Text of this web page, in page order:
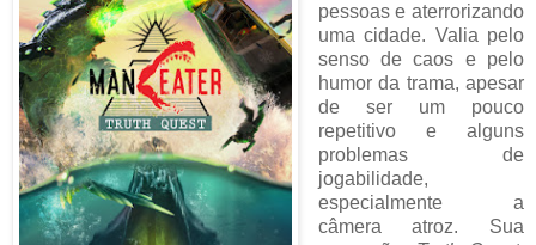
pessoas e aterrorizando
uma cidade. Valia pelo
senso de caos e pelo
humor da trama, apesar
de ser um pouco
repetitivo e alguns
problemas de
jogabilidade,
especialmente a
câmera atroz. Sua